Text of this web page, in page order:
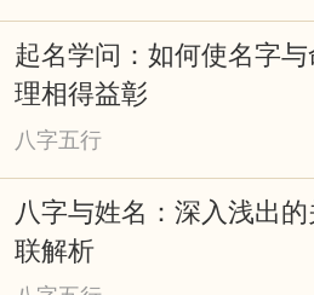
贵，因些择吉日非常重
黄历上也往往会写满了
信息，特别提醒一些贪
事吉期。因为，这天对
日，而对您来说可能会
起名学问：如何使名字与
理相得益彰
八字五行
八字与姓名：深入浅出的
联解析